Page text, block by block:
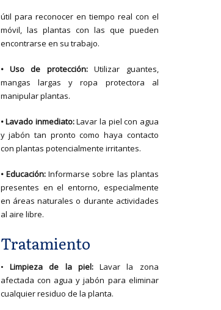
útil para reconocer en tiempo real con el
móvil, las plantas con las que pueden
encontrarse en su trabajo.
• Uso de protección:Utilizar guantes,
mangas largas y ropa protectora al
manipular plantas.
• Lavado inmediato:Lavar la piel con agua
y jabón tan pronto como haya contacto
con plantas potencialmente irritantes.
• Educación:Informarse sobre las plantas
presentes en el entorno, especialmente
en áreas naturales o durante actividades
al aire libre.
Tratamiento
• Limpieza de la piel:Lavar la zona
afectada con agua y jabón para eliminar
cualquier residuo de la planta.